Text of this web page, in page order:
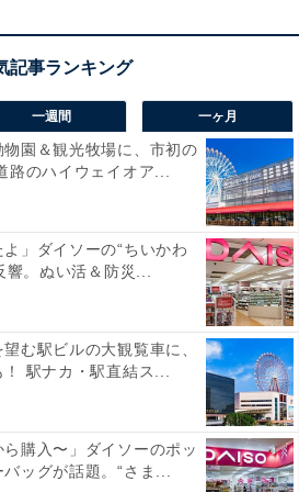
ロジクール MX MASTER 4 アド
ウス 触覚フィードバック 静音
Amazonで見る
一週間 一ヶ月
物園＆観光牧場に、市初の
路のハイウェイオア...
よ」ダイソーの“ちいかわ
。ぬい活＆防災...
望む駅ビルの大観覧車に、
駅ナカ・駅直結ス...
ら購入〜」ダイソーのポッ
ッグが話題。“さま...